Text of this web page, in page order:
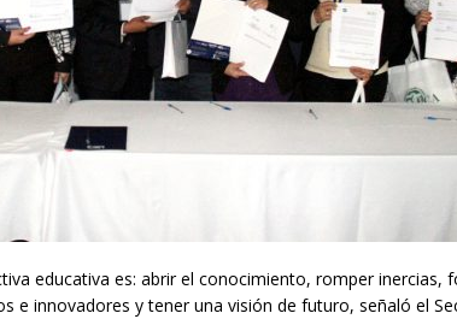
educativa es: abrir el conocimiento, romper inercias,
e innovadores y tener una visión de futuro, señaló el